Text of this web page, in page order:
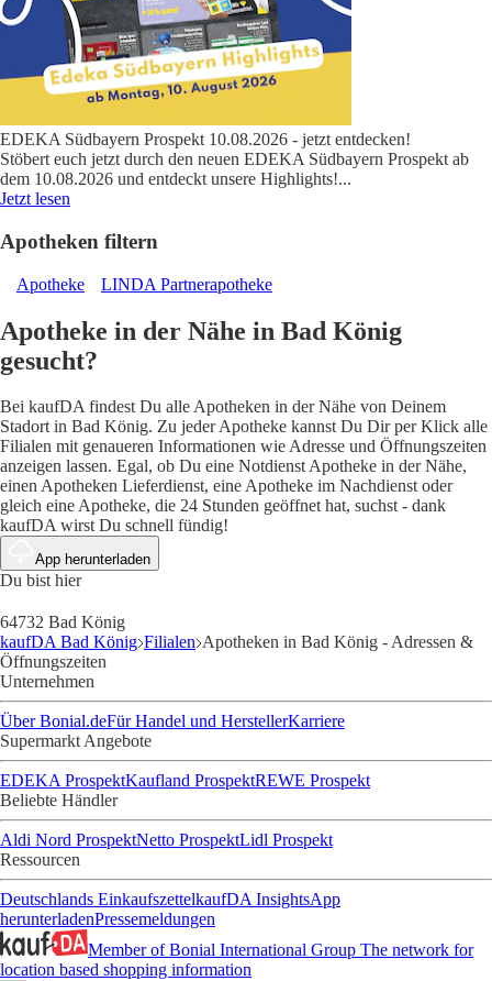
EDEKA Südbayern Prospekt 10.08.2026 - jetzt entdecken!
Stöbert euch jetzt durch den neuen EDEKA Südbayern Prospekt ab
dem 10.08.2026 und entdeckt unsere Highlights!...
Jetzt lesen
Apotheken filtern
Apotheke LINDA Partnerapotheke
Apotheke in der Nähe in Bad König
gesucht?
Bei kaufDA findest Du alle Apotheken in der Nähe von Deinem
Stadort in Bad König. Zu jeder Apotheke kannst Du Dir per Klick alle
Filialen mit genaueren Informationen wie Adresse und Öffnungszeiten
anzeigen lassen. Egal, ob Du eine Notdienst Apotheke in der Nähe,
einen Apotheken Lieferdienst, eine Apotheke im Nachdienst oder
gleich eine Apotheke, die 24 Stunden geöffnet hat, suchst - dank
kaufDA wirst Du schnell fündig!
App herunterladen
Du bist hier
64732 Bad König
kaufDA Bad König Filialen Apotheken in Bad König - Adressen &
Öffnungszeiten
Unternehmen
Über Bonial.deFür Handel und HerstellerKarriere
Supermarkt Angebote
EDEKA ProspektKaufland ProspektREWE Prospekt
Beliebte Händler
Aldi Nord ProspektNetto ProspektLidl Prospekt
Ressourcen
Deutschlands EinkaufszettelkaufDA InsightsApp
herunterladenPressemeldungen
Member of Bonial International Group The network for
location based shopping information